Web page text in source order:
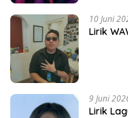
10 Juni
Lirik
9 Juni
Lirik